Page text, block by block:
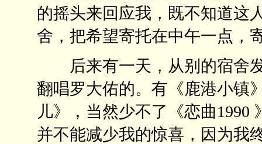
的摇头来回应我，既不知道这
舍，把希望寄托在中午一点，
后来有一天，从别的宿舍发
翻唱罗大佑的。有《鹿港小镇
儿》，当然少不了《恋曲1990
并不能减少我的惊喜，因为我